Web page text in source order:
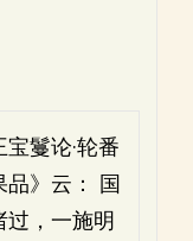
宝鬘论·轮番
品》云： 国
过，一施明